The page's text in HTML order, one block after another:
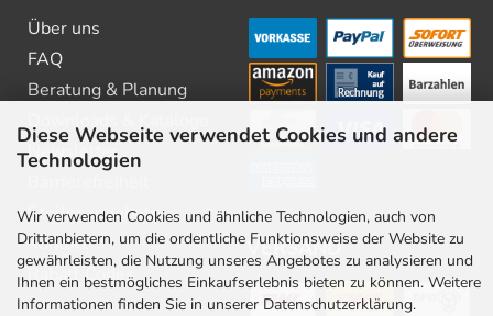
Diese Webseite verwendet Cookies und andere
Technologien
Wir verwenden Cookies und ähnliche Technologien, auch von
Drittanbietern, um die ordentliche Funktionsweise der Website zu
gewährleisten, die Nutzung unseres Angebotes zu analysieren und
Ihnen ein bestmögliches Einkaufserlebnis bieten zu können. Weitere
Informationen finden Sie in unserer Datenschutzerklärung.
Über uns
FAQ
Beratung & Planung
Newsletter
Stellenangebote
Kontakt
Rabatt Codes
VERSAND